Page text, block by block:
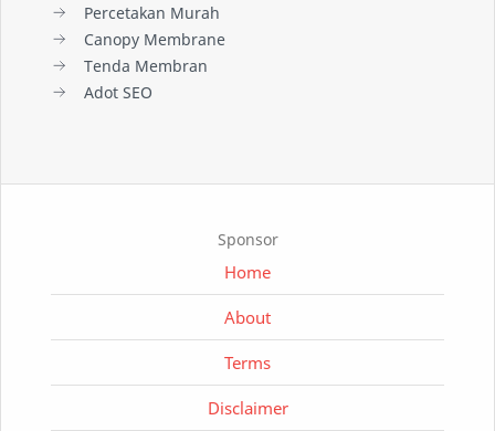
Percetakan Murah
Canopy Membrane
Tenda Membran
Adot SEO
Sponsor
Home
About
Terms
Disclaimer